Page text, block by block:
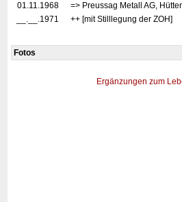
01.11.1968
=> Preussag Metall AG,
__.__.1971
++ [mit Stilllegung der ZOH]
Fotos
Ergänzungen zum